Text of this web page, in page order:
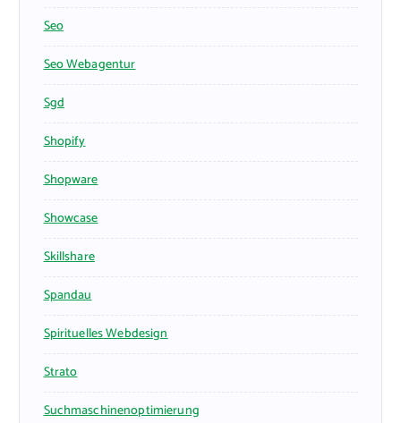
Seo
Seo Webagentur
Sgd
Shopify
Shopware
Showcase
Skillshare
Spandau
Spirituelles Webdesign
Strato
Suchmaschinenoptimierung